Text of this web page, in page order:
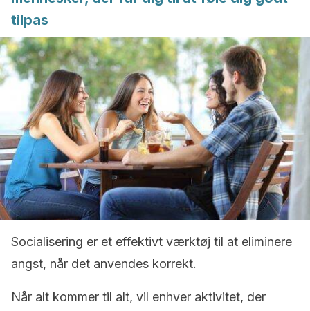
tilpas
Socialisering er et effektivt værktøj til at eliminere
angst, når det anvendes korrekt.
Når alt kommer til alt, vil enhver aktivitet, der